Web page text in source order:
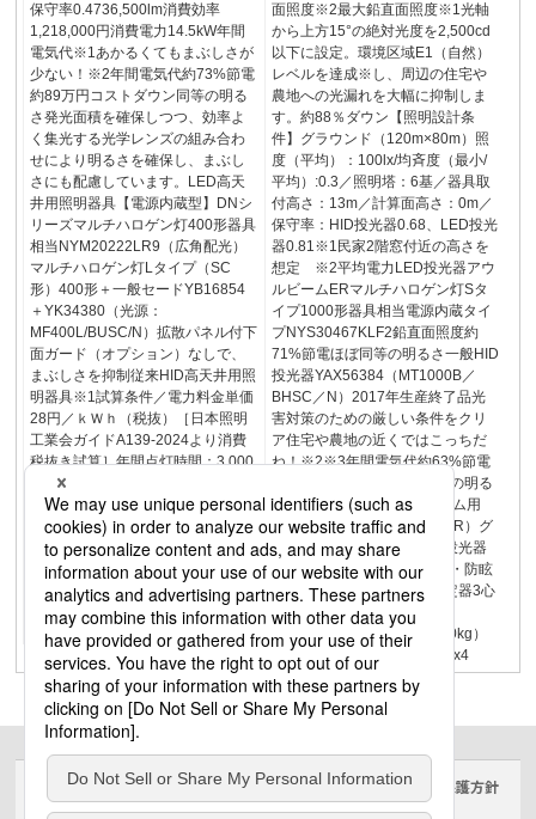
保守率0.4736,500lm消費効率
1,218,000円消費電力14.5kW年間
電気代※1あかるくてもまぶしさが
少ない！※2年間電気代約73%節電
約89万円コストダウン同等の明る
さ発光面積を確保しつつ、効率よ
く集光する光学レンズの組み合わ
せにより明るさを確保し、まぶし
さにも配慮しています。LED高天
井用照明器具【電源内蔵型】DNシ
リーズマルチハロゲン灯400形器具
相当NYM20222LR9（広角配光）
マルチハロゲン灯Lタイプ（SC
形）400形＋一般セードYB16854
＋YK34380（光源：
MF400L/BUSC/N）拡散パネル付下
面ガード（オプション）なしで、
まぶしさを抑制従来HID高天井用照
明器具※1試算条件／電力料金単価
28円／ｋＷｈ（税抜）［日本照明
工業会ガイドA139-2024より消費
税抜き試算］年間点灯時間：3,000
時間 ※2目標平均照度300lxおす
すめのLED照明器具高天井用照明
器具パナソニックの・・従来器具
と比較して施工方法の簡易化や器
具の軽量化、または既設設備の流
用などにより、より早く、簡単に
リニューアルできる商品群です。
パナソニックの3
面照度※2最大鉛直面照度※1光軸
から上方15°の絶対光度を2,500cd
以下に設定。環境区域E1（自然）
レベルを達成※し、周辺の住宅や
農地への光漏れを大幅に抑制しま
す。約88％ダウン【照明設計条
件】グラウンド（120m×80m）照
度（平均）：100lx/均斉度（最小/
平均）:0.3／照明塔：6基／器具取
付高さ：13m／計算面高さ：0m／
保守率：HID投光器0.68、LED投光
器0.81※1民家2階窓付近の高さを
想定 ※2平均電力LED投光器アウ
ルビームERマルチハロゲン灯Sタ
イプ1000形器具相当電源内蔵タイ
プNYS30467KLF2鉛直面照度約
71%節電ほぼ同等の明るさ一般HID
投光器YAX56384（MT1000B／
BHSC／N）2017年生産終了品光
害対策のための厳しい条件をクリ
ア住宅や農地の近くではこっちだ
ね！※2※3年間電気代約63%節電
約5.8万円コストダウン同等の明る
さ※1グラウンド・スタジアム用
（投光器グラウンドビームER）グ
ラウンド・スタジアム用（投光器
アウルビームER【光害対策・防眩
仕様】）パナソニックの安定器3心
3心電源ユニット：
NYK43010KLE2（重量：5.0kg）
28台1.65lx約10.1kW※2110lx4
サイトのご利用にあたって クッキーポリシー 個人情報保護方針